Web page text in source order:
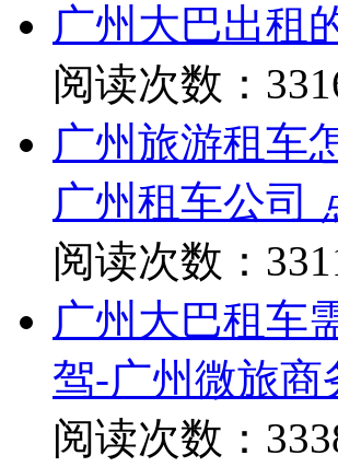
广州大巴出租
阅读次数：
广州旅游租车
广州租车公司
阅读次数：
广州大巴租车
驾-广州微旅
阅读次数：